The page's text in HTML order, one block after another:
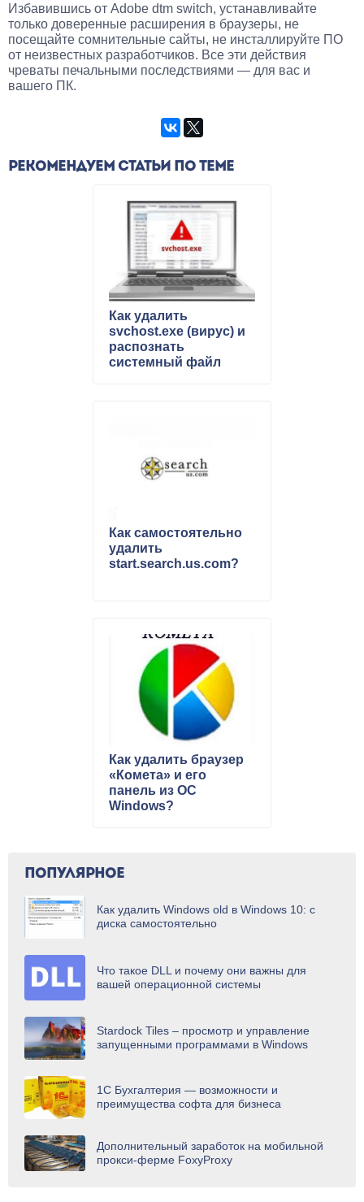
Избавившись от Adobe dtm switch, устанавливайте
только доверенные расширения в браузеры, не
посещайте сомнительные сайты, не инсталлируйте ПО
от неизвестных разработчиков. Все эти действия
чреваты печальными последствиями — для вас и
вашего ПК.
РЕКОМЕНДУЕМ СТАТЬИ ПО ТЕМЕ
Как удалить
svchost.exe (вирус) и
распознать
системный файл
Как самостоятельно
удалить
start.search.us.com?
Как удалить браузер
«Комета» и его
панель из ОС
Windows?
ПОПУЛЯРНОЕ
Как удалить Windows old в Windows 10: с
диска самостоятельно
Что такое DLL и почему они важны для
вашей операционной системы
Stardock Tiles – просмотр и управление
запущенными программами в Windows
1С Бухгалтерия — возможности и
преимущества софта для бизнеса
Дополнительный заработок на мобильной
прокси-ферме FoxyРroxy